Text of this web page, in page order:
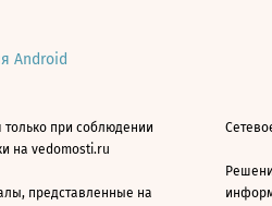
Android
при соблюдении
на vedomosti.ru
представленные на